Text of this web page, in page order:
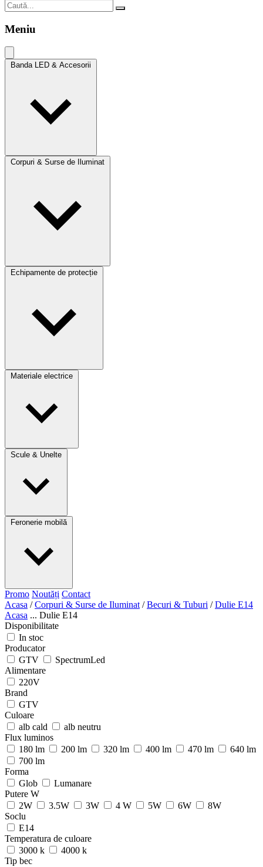
Meniu
Banda LED & Accesorii
Corpuri & Surse de Iluminat
Echipamente de protecție
Materiale electrice
Scule & Unelte
Feronerie mobilă
Promo Noutăți Contact
Acasa / Corpuri & Surse de Iluminat / Becuri & Tuburi / Dulie E14
Acasa ... Dulie E14
Disponibilitate
In stoc
Producator
GTV
SpectrumLed
Alimentare
220V
Brand
GTV
Culoare
alb cald
alb neutru
Flux luminos
180 lm
200 lm 320 lm 400 lm 470 lm
640 lm
700 lm
Forma
Glob
Lumanare
Putere W
2W
3.5W 3W 4 W 5W 6W
8W
Soclu
E14
Temperatura de culoare
3000 k
4000 k
Tip bec